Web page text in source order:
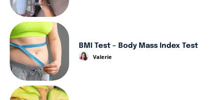
BMI Test – Body Mass Index Test
Valerie